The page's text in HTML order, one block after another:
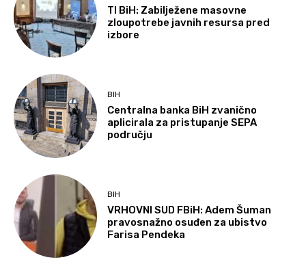
TI BiH: Zabilježene masovne
zloupotrebe javnih resursa pred
izbore
BIH
Centralna banka BiH zvanično
aplicirala za pristupanje SEPA
području
BIH
VRHOVNI SUD FBiH: Adem Šuman
pravosnažno osuđen za ubistvo
Farisa Pendeka